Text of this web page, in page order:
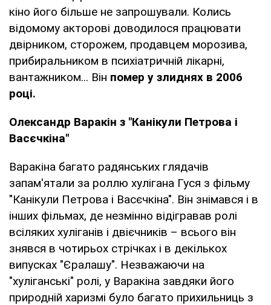
кіно його більше не запрошували. Колись
відомому акторові доводилося працювати
двірником, сторожем, продавцем морозива,
прибиральником в психіатричній лікарні,
вантажником... Він помер у злиднях в 2006
році.
Олександр Варакін з "Канікули Петрова і
Васєчкіна"
Варакіна багато радянських глядачів
запам'ятали за роллю хулігана Гуся з фільму
"Канікули Петрова і Васєчкіна". Він знімався і в
інших фільмах, де незмінно відігравав ролі
всіляких хуліганів і двієчників – всього він
знявся в чотирьох стрічках і в декількох
випусках "Єралашу". Незважаючи на
"хуліганські" ролі, у Варакіна завдяки його
природній харизмі було багато прихильниць з